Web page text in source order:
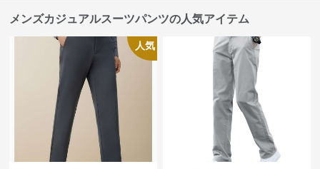
メンズカジュアルスーツパンツの人気アイテム
人気